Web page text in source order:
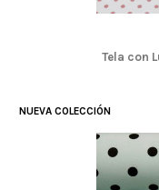
Tela con
NUEVA COLECCIÓN